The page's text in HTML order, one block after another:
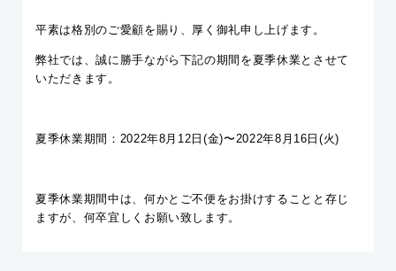
平素は格別のご愛顧を賜り、厚く御礼申し上げます。
弊社では、誠に勝手ながら下記の期間を夏季休業とさせて
いただきます。
夏季休業期間：2022年8月12日(金)〜2022年8月16日(火)
夏季休業期間中は、何かとご不便をお掛けすることと存じ
ますが、何卒宜しくお願い致します。